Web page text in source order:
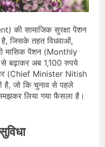
NCR समेत कई क्षेत्रों में
की आशंका
पर संसद में विपक्ष
से जवाब की मांग
दिवस की तैयारियाँ तेज़,
हस्तशिल्प प्रदर्शनियों का
की सामाजिक सुरक्षा पेंशन
है, जिसके तहत विधवाओं,
मासिक पेंशन (Monthly
बढ़ाकर अब 1,100 रुपये
(Chief Minister Nitish
है, जो कि चुनाव से पहले
लिया गया फैसला है।